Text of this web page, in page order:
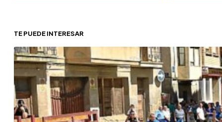
TE PUEDE INTERESAR